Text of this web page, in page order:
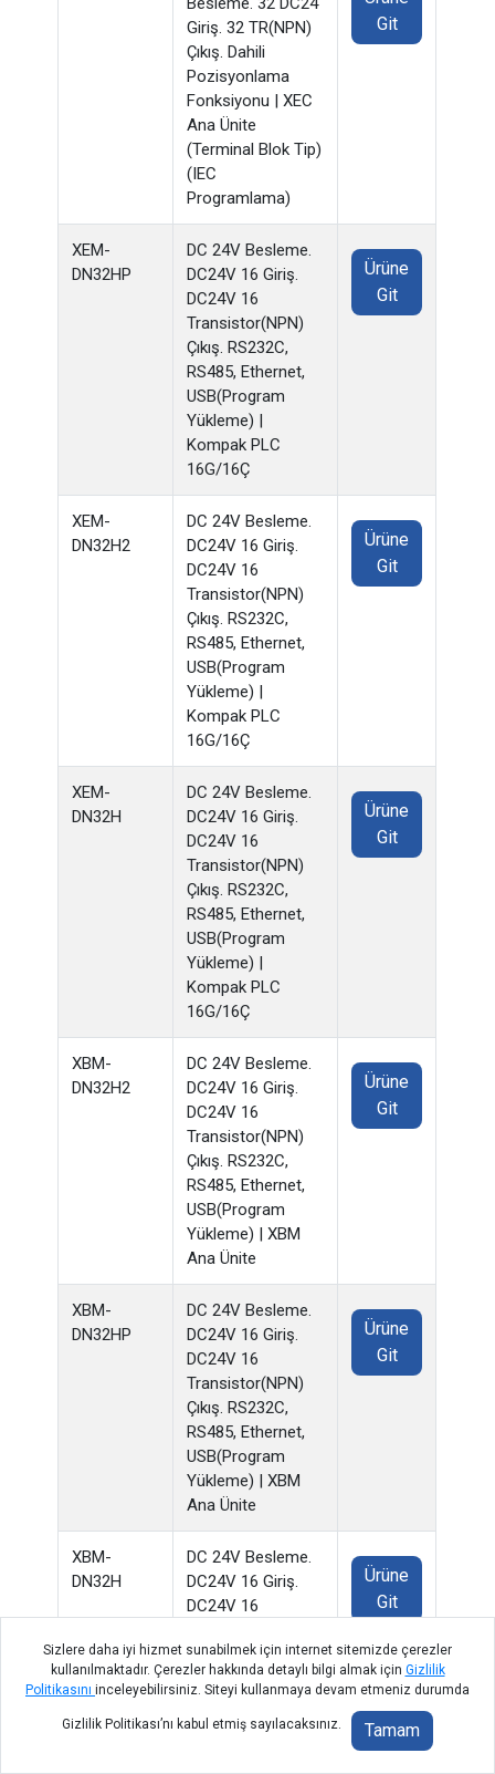
Giriş. 32 TR(NPN)
Çıkış. Dahili
Pozisyonlama
Fonksiyonu | XEC
Ana Ünite
(Terminal Blok Tip)
(IEC
Programlama)
Git
XEM-
DN32HP
DC 24V Besleme.
DC24V 16 Giriş.
DC24V 16
Transistor(NPN)
Çıkış. RS232C,
RS485, Ethernet,
USB(Program
Yükleme) |
Kompak PLC
16G/16Ç
Ürüne
Git
XEM-
DN32H2
DC 24V Besleme.
DC24V 16 Giriş.
DC24V 16
Transistor(NPN)
Çıkış. RS232C,
RS485, Ethernet,
USB(Program
Yükleme) |
Kompak PLC
16G/16Ç
Ürüne
Git
XEM-
DN32H
DC 24V Besleme.
DC24V 16 Giriş.
DC24V 16
Transistor(NPN)
Çıkış. RS232C,
RS485, Ethernet,
USB(Program
Yükleme) |
Kompak PLC
16G/16Ç
Ürüne
Git
XBM-
DN32H2
DC 24V Besleme.
DC24V 16 Giriş.
DC24V 16
Transistor(NPN)
Çıkış. RS232C,
RS485, Ethernet,
USB(Program
Yükleme) | XBM
Ana Ünite
Ürüne
Git
XBM-
DN32HP
DC 24V Besleme.
DC24V 16 Giriş.
DC24V 16
Transistor(NPN)
Çıkış. RS232C,
RS485, Ethernet,
USB(Program
Yükleme) | XBM
Ana Ünite
Ürüne
Git
XBM-
DN32H
DC 24V Besleme.
DC24V 16 Giriş.
DC24V 16
Çıkış. RS232C,
RS485, Ethernet,
USB(Program
Yükleme) | XBM
Ürüne
Git
Sizlere daha iyi hizmet sunabilmek için internet sitemizde çerezler
kullanılmaktadır. Çerezler hakkında detaylı bilgi almak için Gizlilik
Politikasını inceleyebilirsiniz. Siteyi kullanmaya devam etmeniz durumda
Gizlilik Politikası’nı kabul etmiş sayılacaksınız. Tamam